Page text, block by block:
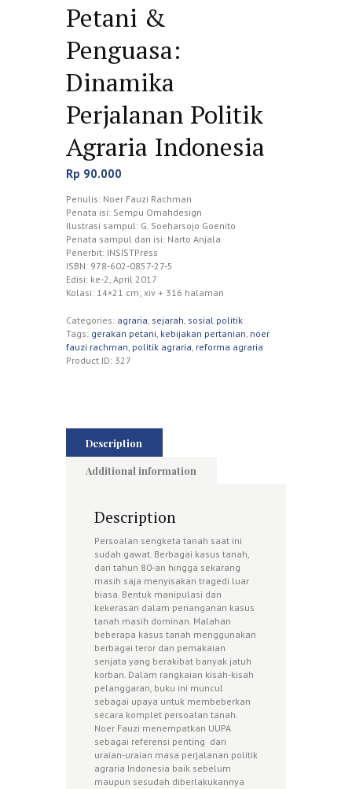
Petani &
Penguasa:
Dinamika
Perjalanan Politik
Agraria Indonesia
Rp 90.000
Penulis: Noer Fauzi Rachman
Penata isi: Sempu Omahdesign
Ilustrasi sampul: G. Soeharsojo Goenito
Penata sampul dan isi: Narto Anjala
Penerbit: INSISTPress
ISBN: 978-602-0857-27-5
Edisi: ke-2, April 2017
Kolasi: 14×21 cm; xiv + 316 halaman
Categories: agraria, sejarah, sosial politik
Tags: gerakan petani, kebijakan pertanian, noer
fauzi rachman, politik agraria, reforma agraria
Product ID: 327
Description
Additional information
Description
Persoalan sengketa tanah saat ini
sudah gawat. Berbagai kasus tanah,
dari tahun 80-an hingga sekarang
masih saja menyisakan tragedi luar
biasa. Bentuk manipulasi dan
kekerasan dalam penanganan kasus
tanah masih dominan. Malahan
beberapa kasus tanah menggunakan
berbagai teror dan pemakaian
senjata yang berakibat banyak jatuh
korban. Dalam rangkaian kisah-kisah
pelanggaran, buku ini muncul
sebagai upaya untuk membeberkan
secara komplet persoalan tanah.
Noer Fauzi menempatkan UUPA
sebagai referensi penting dari
uraian-uraian masa perjalanan politik
agraria Indonesia baik sebelum
maupun sesudah diberlakukannya